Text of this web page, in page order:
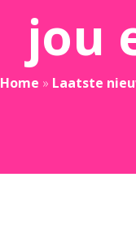
jou
Home » Laatste